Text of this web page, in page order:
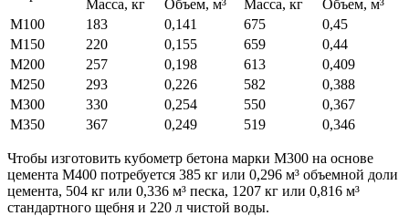
Масса, кг Объем, м³ Масса, кг
Объем, м³
М100
183 0,141 675
0,45
М150
220 0,155 659
0,44
М200
257 0,198 613
0,409
М250
293 0,226 582
0,388
М300
330 0,254 550
0,367
М350
367 0,249 519 0,346
Чтобы изготовить кубометр бетона марки М300 на основе
цемента М400 потребуется 385 кг или 0,296 м³ объемной доли
цемента, 504 кг или 0,336 м³ песка, 1207 кг или 0,816 м³
стандартного щебня и 220 л чистой воды.